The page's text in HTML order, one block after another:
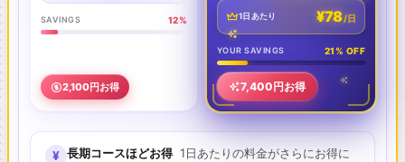
SAVINGS 12%
2,100円お得
1日あたり ¥78/日
YOUR SAVINGS 21% OFF
7,400円お得
¥ 長期コースほどお得 1日あたりの料金がさらにお得に